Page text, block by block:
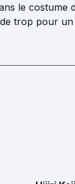
le costume
trop pour un